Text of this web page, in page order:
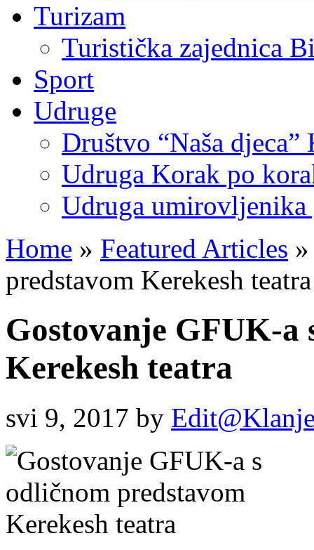
Turizam
Turistička zajednica
Sport
Udruge
Društvo “Naša djeca”
Udruga Korak po
Udruga umirovljenika
Home » Featured Articles »
predstavom Kerekesh teatra
Gostovanje GFUK-a
Kerekesh teatra
svi 9, 2017 by